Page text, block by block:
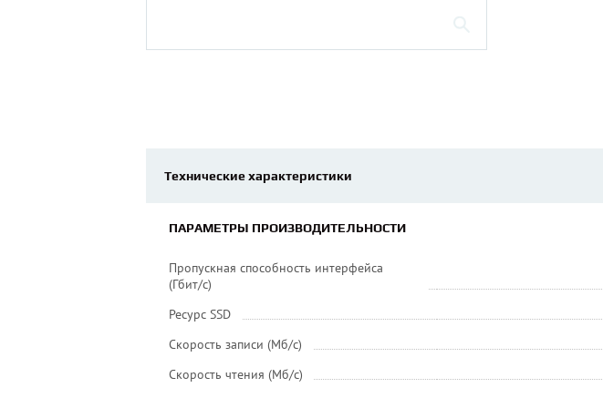
Технические характеристики
ПАРАМЕТРЫ ПРОИЗВОДИТЕЛЬНОСТИ
Пропускная способность интерфейса
(Гбит/с)
Ресурс SSD
Скорость записи (Мб/с)
Скорость чтения (Мб/с)